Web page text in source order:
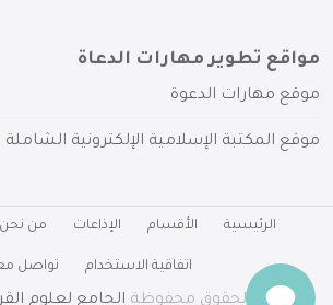
مواقع تطوير مهارات الدعاة
موقع مهارات الدعوة
موقع المكتبة الإسلامية الإلكترونية الشاملة
الرئيسية الأقسام الإذاعات من نحن
اتفاقية الاستخدام تواصل
جميع الحقوق محفوظة الجامع لعلوم